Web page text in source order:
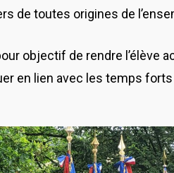
de toutes origines de
objectif de rendre l’élève
en lien avec les temps